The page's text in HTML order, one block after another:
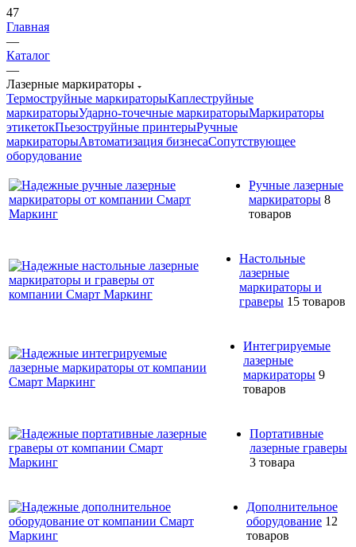
47
Главная
—
Каталог
—
Лазерные маркираторы
Термоструйные маркираторыКаплеструйные
маркираторыУдарно-точечные маркираторыМаркираторы
этикетокПьезоструйные принтерыРучные
маркираторыАвтоматизация бизнесаСопутствующее
оборудование
Ручные лазерные
маркираторы 8
товаров
Настольные
лазерные
маркираторы и
граверы 15 товаров
Интегрируемые
лазерные
маркираторы 9
товаров
Портативные
лазерные граверы
3 товара
Дополнительное
оборудование 12
товаров